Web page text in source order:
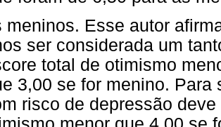
meninos. Esse autor
ser considerada um
total de otimismo
3,00 se for menino.
risco de depressão